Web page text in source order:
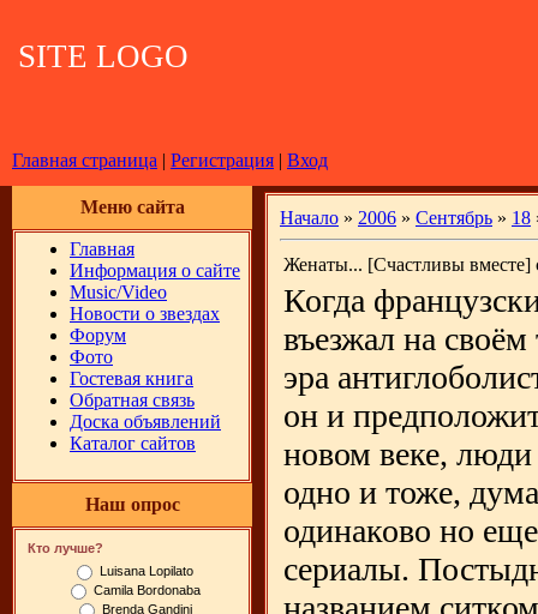
SITE LOGO
Главная страница | Регистрация | Вход
Меню сайта
Главная
Информация о сайте
Music/Video
Новости о звездах
Форум
Фото
Гостевая книга
Обратная связь
Доска объявлений
Каталог сайтов
Наш опрос
Кто лучше?
Luisana Lopilato
Camila Bordonaba
Brenda Gandini
Начало » 2006 » Сентябрь » 18
Женаты... [Счастливы вместе]
Когда
въезжал на
эра
он и
новом веке, люди
одно и тоже,
одинаково но
сериалы.